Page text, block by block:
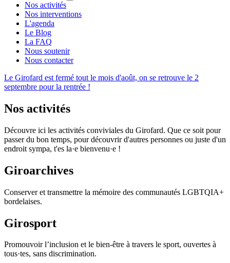
Nos activités
Nos interventions
L'agenda
Le Blog
La FAQ
Nous soutenir
Nous contacter
Le Girofard est fermé tout le mois d'août, on se retrouve le 2
septembre pour la rentrée !
Nos activités
Découvre ici les activités conviviales du Girofard. Que ce soit pour
passer du bon temps, pour découvrir d'autres personnes ou juste d'un
endroit sympa, t'es la·e bienvenu·e !
Giroarchives
Conserver et transmettre la mémoire des communautés LGBTQIA+
bordelaises.
Girosport
Promouvoir l’inclusion et le bien-être à travers le sport, ouvertes à
tous·tes, sans discrimination.